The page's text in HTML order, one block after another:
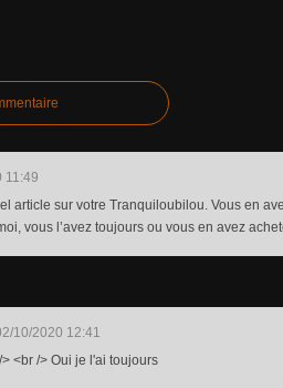
11:49
article sur votre Tranquiloubilou. Vous en
vous l’avez toujours ou vous en avez
10/2020 12:41
<br /> Oui je l'ai toujours